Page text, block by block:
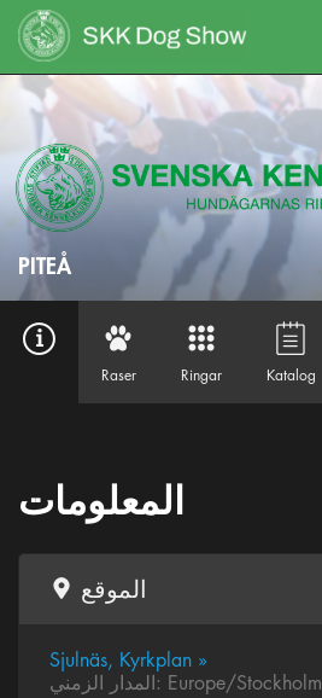
PITEÅ
Raser Ringar Katalog
المعلومات
الموقع
Sjulnäs, Kyrkplan »
المدار الزمني: Europe/Stockholm